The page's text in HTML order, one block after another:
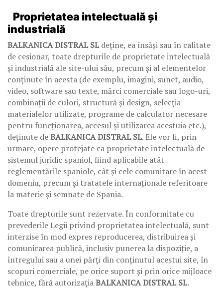
Proprietatea intelectuală și
industrială
BALKANICA DISTRAL SLdeține, ea însăși sau în calitate
de cesionar, toate drepturile de proprietate intelectuală
și industrială ale site-ului său, precum și al elementelor
conținute în acesta (de exemplu, imagini, sunet, audio,
video, software sau texte, mărci comerciale sau logo-uri,
combinații de culori, structură și design, selecția
materialelor utilizate, programe de calculator necesare
pentru funcționarea, accesul și utilizarea acestuia etc.),
deținute deBALKANICA DISTRAL SL. Ele vor fi, prin
urmare, opere protejate ca proprietate intelectuală de
sistemul juridic spaniol, fiind aplicabile atât
reglementările spaniole, cât și cele comunitare în acest
domeniu, precum și tratatele internaționale referitoare
la materie și semnate de Spania.
Toate drepturile sunt rezervate. În conformitate cu
prevederile Legii privind proprietatea intelectuală, sunt
interzise în mod expres reproducerea, distribuirea și
comunicarea publică, inclusiv punerea la dispoziție, a
întregului sau a unei părți din conținutul acestui site, în
scopuri comerciale, pe orice suport și prin orice mijloace
tehnice, fără autorizațiaBALKANICA DISTRAL SL.